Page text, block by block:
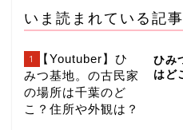
いま読まれている記事
1
ひみ
はど